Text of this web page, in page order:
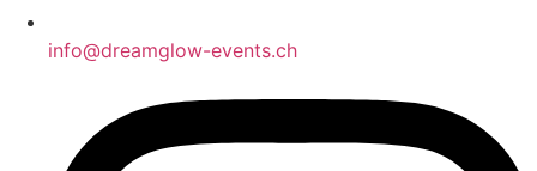
info@dreamglow-events.ch